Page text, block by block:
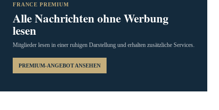
FRANCE PREMIUM
Alle Nachrichten ohne Werbung
lesen
Mitglieder lesen in einer ruhigen Darstellung und erhalten zusätzliche Services.
PREMIUM-ANGEBOT ANSEHEN